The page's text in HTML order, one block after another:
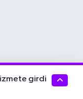
girdi